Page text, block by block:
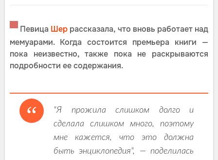
▀ Певица Шер рассказала, что вновь работает над
мемуарами. Когда состоится премьера книги —
пока неизвестно, также пока не раскрываются
подробности ее содержания.
"Я прожила слишком долго и
сделала слишком много, поэтому
мне кажется, что это должна
быть энциклопедия", — поделилась